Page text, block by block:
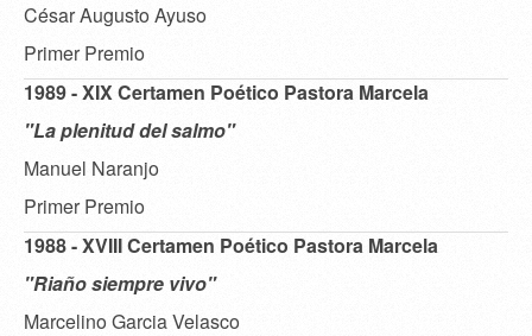
César Augusto Ayuso
Primer Premio
1989 - XIX Certamen Poético Pastora Marcela
"La plenitud del salmo"
Manuel Naranjo
Primer Premio
1988 - XVIII Certamen Poético Pastora Marcela
"Riaño siempre vivo"
Marcelino Garcia Velasco